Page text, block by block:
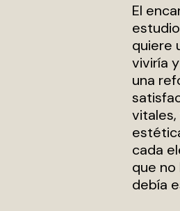
El
quiere
viviría
una
cada
que no
debía